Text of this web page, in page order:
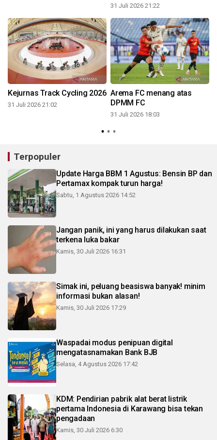
31 Juli 2026 21:22
Kejurnas Track Cycling 2026
31 Juli 2026 21:02
Arema FC menang atas
DPMM FC
31 Juli 2026 18:03
Terpopuler
Update Harga BBM 1 Agustus: Bensin BP dan
Pertamax kompak turun harga!
Sabtu, 1 Agustus 2026 14:52
Jangan panik, ini yang harus dilakukan saat
terkena luka bakar
Kamis, 30 Juli 2026 16:31
Simak ini, peluang beasiswa banyak! minim
informasi bukan alasan!
Kamis, 30 Juli 2026 17:29
Waspadai modus penipuan digital
mengatasnamakan Bank BJB
Selasa, 4 Agustus 2026 17:42
KDM: Pendirian pabrik alat berat listrik
pertama Indonesia di Karawang bisa tekan
pengadaan
Kamis, 30 Juli 2026 6:30